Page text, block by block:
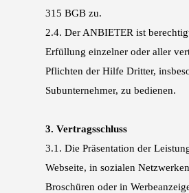
315 BGB zu.
2.4. Der ANBIETER ist
Erfüllung einzelner oder aller
Pflichten der Hilfe Dritter,
Subunternehmer, zu bedienen.
3. Vertragsschluss
3.1. Die Präsentation der
Webseite, in sozialen
Broschüren oder in